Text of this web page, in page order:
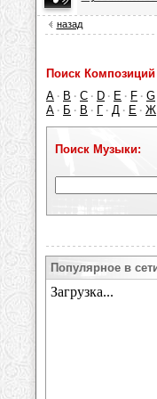
назад
Поиск
A · B · C · D · E · F · G
А · Б · В · Г · Д · Е · Ж
Поиск Музыки:
Популярное в